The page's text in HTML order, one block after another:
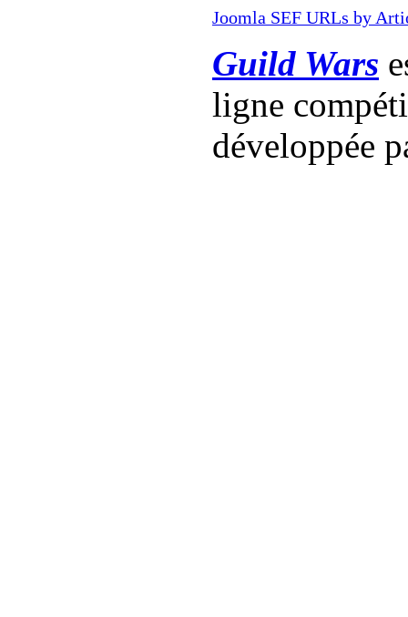
Joomla SEF URLs by
Guild Wars
ligne
développée